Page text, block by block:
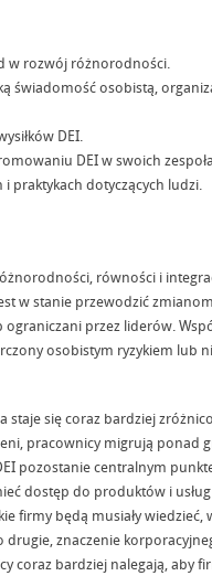
w rozwój różnorodności.
świadomość osobistą,
DEI.
DEI w swoich
i praktykach dotyczących ludzi.
równości i
w stanie przewodzić
przez liderów.
osobistym ryzykiem lub
staje się coraz bardziej
pracownicy migrują ponad
pozostanie centralnym
dostęp do produktów i
firmy będą musiały wiedzieć,
znaczenie
coraz bardziej nalegają, aby